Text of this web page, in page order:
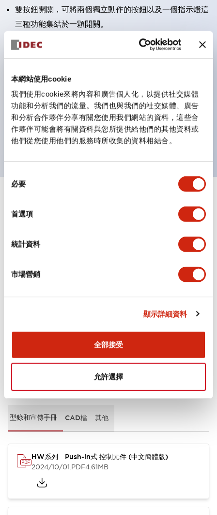
本網站使用cookie
我們使用cookie來將內容和廣告個人化，以提供社交媒體
功能和分析我們的流量。我們也與我們的社交媒體、廣告
和分析合作夥伴分享有關您使用我們網站的資料，這些合
作夥伴可能會將有關資料與您所提供給他們的其他資料或
他們從您使用他們的服務時所收集的資料相結合。
必要
首選項
統計資料
市場營銷
顯示詳細資料
全部接受
允許選擇
雙按鈕開關，可將兩個獨立動作的按鈕以及一個指示燈這
三種功能集結於一顆開關。
完整支援全球各地需求的多種電壓規格。
一顆 LED 燈泡即可呈現六種顏色（LSRD 燈泡）。以往
顏色。
支援色彩通用設計（CUD）：可清楚辨識正方平頭形指
示燈的亮燈/熄燈狀態，以及點燈時的顏色識別。
符合 ISO 3864-4 安全色規範：在危險或緊急狀況下，
顏色表現更明確鮮明，便於更多人識別。
電氣規範（額定照明部分）
環境規範
機械規格
型錄和宣傳手冊 CAD檔 其他
HW系列 Push-in式 控制元件 (中文簡體版)
2024/10/01.PDF4.61MB